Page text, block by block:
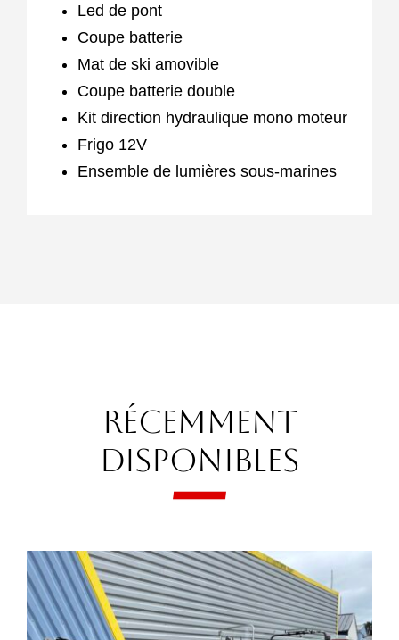
Led de pont
Coupe batterie
Mat de ski amovible
Coupe batterie double
Kit direction hydraulique mono moteur
Frigo 12V
Ensemble de lumières sous-marines
Récemment
Disponibles